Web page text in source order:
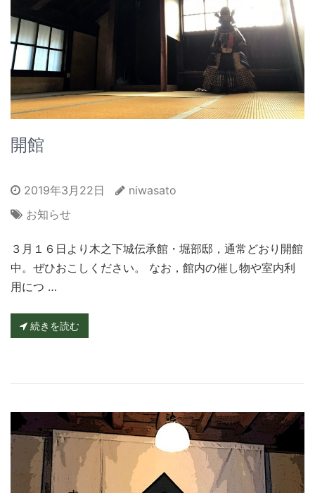
開館
2019年3月22日
niwasato
お知らせ
３月１６日より木之下城伝承館・堀部邸，通常どおり開館
中。ぜひおこしください。 なお，館内の催し物や室内利
用につ …
続きを読む